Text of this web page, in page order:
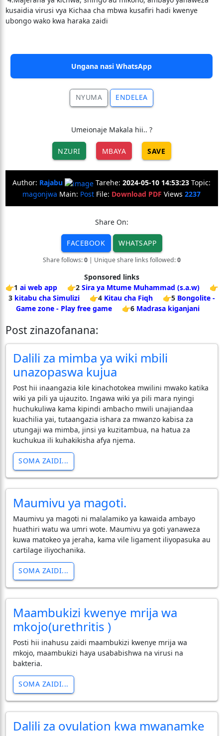
kusaidia virusi vya Kichaa cha mbwa kusafiri hadi kwenye
ubongo wako kwa haraka zaidi
Ungana nasi WhatsApp
NYUMA ENDELEA
Umeionaje Makala hii.. ?
NZURI MBAYA SAVE
Author: Rajabu Tarehe: 2024-05-10 14:53:23 Topic:
magonjwa Main: Post File: Download PDF Views 2237
Share On:
FACEBOOK WHATSAPP
Share follows:0| Unique share links followed:0
Sponsored links
👉1 ai web app 👉2 Sira ya Mtume Muhammad (s.a.w)
👉
3 kitabu cha Simulizi 👉4 Kitau cha Fiqh 👉5 Bongolite -
Game zone - Play free game
👉6 Madrasa kiganjani
Post zinazofanana:
Dalili za mimba ya wiki mbili
unazopaswa kujua
​Post hii inaangazia kile kinachotokea mwilini mwako katika
wiki ya pili ya ujauzito. Ingawa wiki ya pili mara nyingi
huchukuliwa kama kipindi ambacho mwili unajiandaa
kuachilia yai, tutaangazia ishara za mwanzo kabisa za
utungaji wa mimba, jinsi ya kuzitambua, na hatua za
kuchukua ili kuhakikisha afya njema.
SOMA ZAIDI...
Maumivu ya magoti.
Maumivu ya magoti ni malalamiko ya kawaida ambayo
huathiri watu wa umri wote. Maumivu ya goti yanaweza
kuwa matokeo ya jeraha, kama vile ligament iliyopasuka au
cartilage iliyochanika.
SOMA ZAIDI...
Maambukizi kwenye mrija wa
mkojo(urethritis )
Posti hii inahusu zaidi maambukizi kwenye mrija wa
mkojo, maambukizi haya usababishwa na virusi na
bakteria.
SOMA ZAIDI...
Dalili za ovulation kwa mwanamke